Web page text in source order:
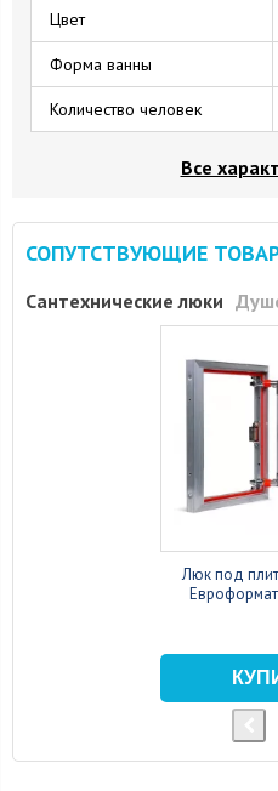
Цвет
Форма ванны
Количество человек
Все
СОПУТСТВУЮЩИЕ
Сантехнические люки
Люк под